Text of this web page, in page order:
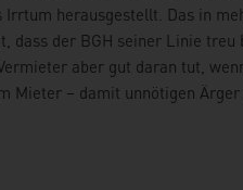
herausgestellt. Das in
dass der BGH seiner Linie treu
aber gut daran tut,
Mieter – damit unnötigen